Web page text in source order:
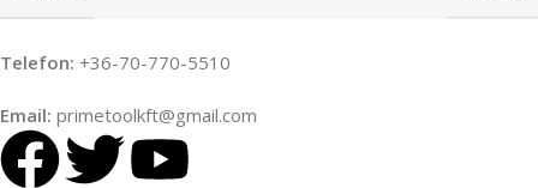
Telefon: +36-70-770-5510
Email: primetoolkft@gmail.com